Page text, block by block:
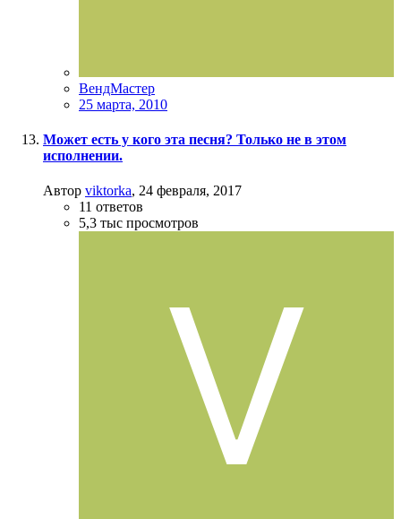
ВендМастер
25 марта, 2010
Может есть у кого эта песня? Только не в этом
исполнении.
Автор viktorka, 24 февраля, 2017
11 ответов
5,3 тыс просмотров